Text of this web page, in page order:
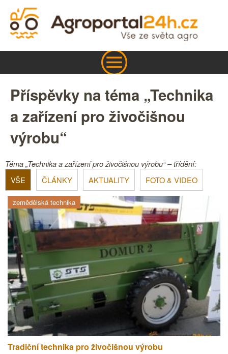
Příspěvky na téma „Technika
a zařízení pro živočišnou
výrobu“
Téma „Technika a zařízení pro živočišnou výrobu“ – třídění:
VŠE
ČLÁNKY AKTUALITY FOTO & VIDEO
zemědělská technika
Tradiční technika pro živočišnou výrobu